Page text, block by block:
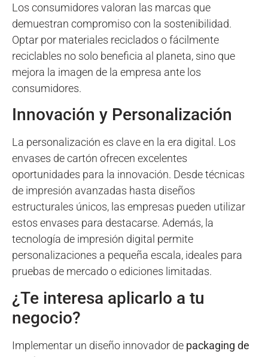
Los consumidores valoran las marcas que
demuestran compromiso con la sostenibilidad.
Optar por materiales reciclados o fácilmente
reciclables no solo beneficia al planeta, sino que
mejora la imagen de la empresa ante los
consumidores.
Innovación y Personalización
La personalización es clave en la era digital. Los
envases de cartón ofrecen excelentes
oportunidades para la innovación. Desde técnicas
de impresión avanzadas hasta diseños
estructurales únicos, las empresas pueden utilizar
estos envases para destacarse. Además, la
tecnología de impresión digital permite
personalizaciones a pequeña escala, ideales para
pruebas de mercado o ediciones limitadas.
¿Te interesa aplicarlo a tu
negocio?
Implementar un diseño innovador de packaging de